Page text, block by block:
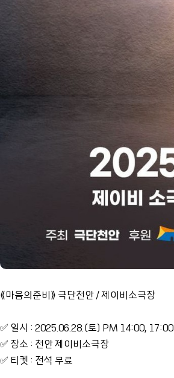
⟪마음의준비⟫ 극단천안 / 제이비소극장
✅ 일시 : 2025.06.28.(토) PM 14:00, 17:00
✅ 장소 : 천안 제이비소극장
✅ 티켓 : 전석 무료